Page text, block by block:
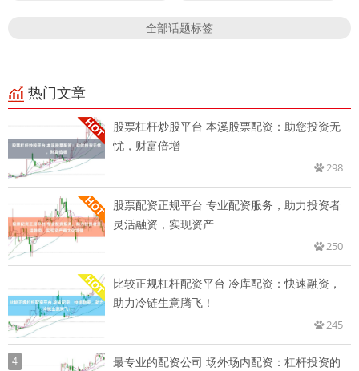
全部话题标签
热门文章
股票杠杆炒股平台 本溪股票配资：助您投资无
忧，财富倍增
298
股票配资正规平台 专业配资服务，助力投资者
灵活融资，实现资产
250
比较正规杠杆配资平台 冷库配资：快速融资，
助力冷链生意腾飞！
245
4 最专业的配资公司 场外场内配资：杠杆投资的